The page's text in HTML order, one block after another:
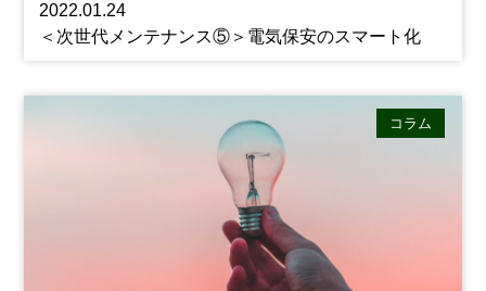
2022.01.24
＜次世代メンテナンス⑤＞電気保安のスマート化
コラム